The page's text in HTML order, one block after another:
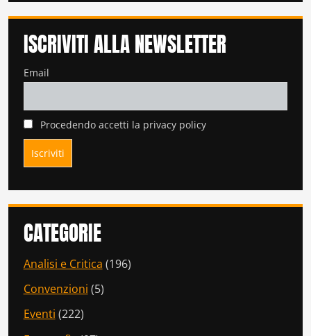
ISCRIVITI ALLA NEWSLETTER
Email
Procedendo accetti la privacy policy
CATEGORIE
Analisi e Critica (196)
Convenzioni (5)
Eventi (222)